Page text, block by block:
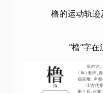
橹的运动轨迹
“橹”字